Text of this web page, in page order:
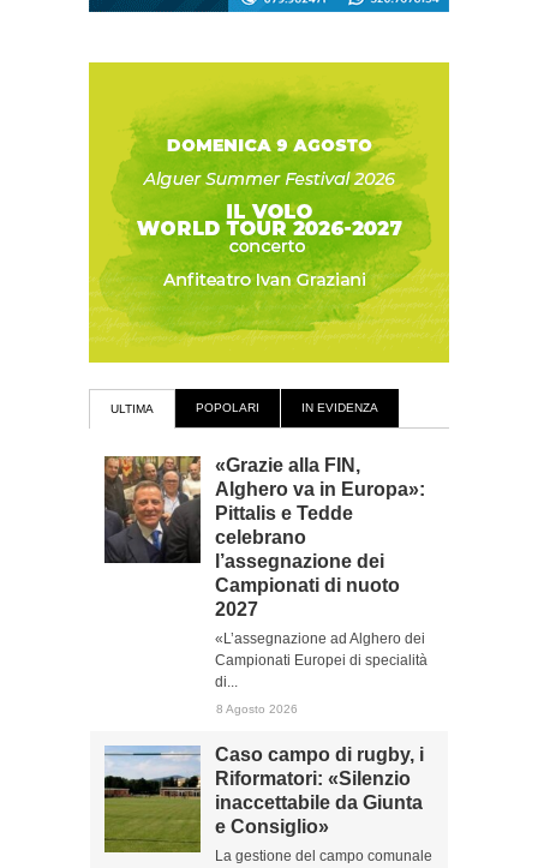
ULTIMA POPOLARI IN EVIDENZA
«Grazie alla FIN,
Alghero va in Europa»:
Pittalis e Tedde
celebrano
l’assegnazione dei
Campionati di nuoto
2027
«L’assegnazione ad Alghero dei
Campionati Europei di specialità
di...
8 Agosto 2026
Caso campo di rugby, i
Riformatori: «Silenzio
inaccettabile da Giunta
e Consiglio»
La gestione del campo comunale